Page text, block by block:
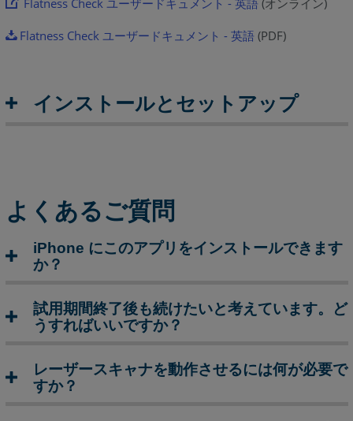
お
る
ン
く
る
ご
質
iPhone
に
の
ア
Flatness Check ユーザードキュメント - 英語 (オンライン)
Flatness Check ユーザードキュメント - 英語 (PDF)
インストールとセットアップ
よくあるご質問
iPhone にこのアプリをインストールできます
か？
試用期間終了後も続けたいと考えています。ど
うすればいいですか？
レーザースキャナを動作させるには何が必要で
すか？